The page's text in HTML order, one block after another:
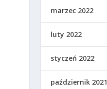
marzec 2022
luty 2022
styczeń 2022
październik 2021